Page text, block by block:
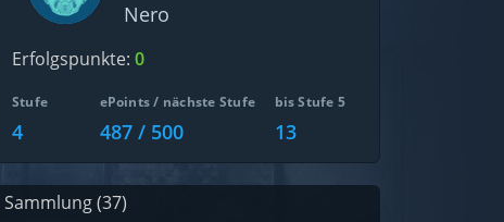
Nero
Erfolgspunkte: 0
Stufe
4
ePoints / nächste Stufe
487 / 500
bis Stufe 5
13
Sammlung (37)